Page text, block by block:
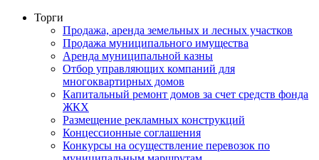
Торги
Продажа, аренда земельных и лесных участков
Продажа муниципального имущества
Аренда муниципальной казны
Отбор управляющих компаний для
многоквартирных домов
Капитальный ремонт домов за счет средств фонда
ЖКХ
Размещение рекламных конструкций
Концессионные соглашения
Конкурсы на осуществление перевозок по